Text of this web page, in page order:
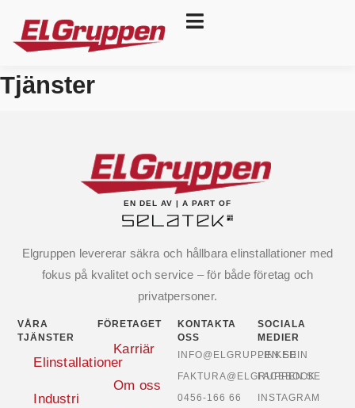
Tjänster
EN DEL AV | A PART OF
Elgruppen levererar säkra och hållbara elinstallationer med
fokus på kvalitet och service – för både företag och
privatpersoner.
VÅRA
TJÄNSTER
Elinstallationer
Industri
FÖRETAGET
Karriär
Om oss
KONTAKTA
OSS
INFO@ELGRUPPEN.SE
FAKTURA@ELGRUPPEN.SE
0456-166 66
SOCIALA
MEDIER
LINKEDIN
FACEBOOK
INSTAGRAM